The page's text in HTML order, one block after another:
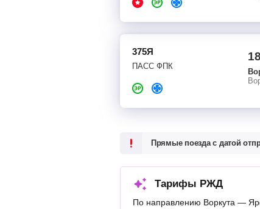
375Я
ПАСС ФПК
Прямые поезда с датой
Тарифы РЖД
По направлению Воркута —